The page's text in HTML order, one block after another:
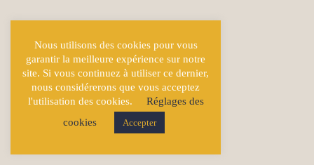
Nous utilisons des cookies pour vous
garantir la meilleure expérience sur notre
site. Si vous continuez à utiliser ce dernier,
nous considérerons que vous acceptez
l'utilisation des cookies.
Réglages des
cookies
Accepter